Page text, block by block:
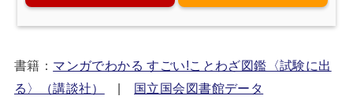
書籍： マンガでわかる すごい!ことわざ図鑑〈試験に出
る〉（講談社）
| 国立国会図書館データ